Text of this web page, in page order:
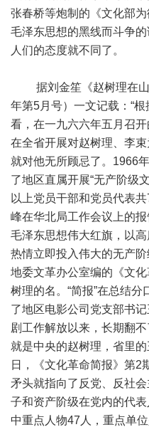
张春桥等炮制的《文化部
毛泽东思想的黑线而斗争
人们的态度就不同了。
据刘金笙《赵树理在山
年第5月号）一文记载：“根
看，在一九六六年五月召开
在全省开展对赵树理、李
就对他无所顾忌了。1966
了地区直属开展“无产阶级
以上党员干部和党员代表
峰在华北局工作会议上的
毛泽东思想伟大红旗，以
热情立即投入伟大的无产阶
地委文革办公室编的《文
树理的名。“简报”在总结
了地区电影公司党支部书
剧工作解放以来，长期翻
就是中央的赵树理，省里
日，《文化革命简报》第2
矛头就指向了反党、反社会
子和资产阶级在党内的代
中重点人物47人，重点单